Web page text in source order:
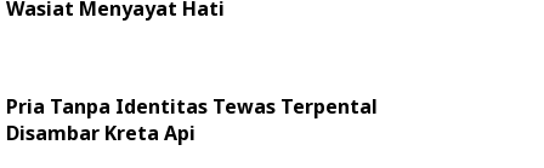
Wasiat Menyayat Hati
Pria Tanpa Identitas Tewas Terpental
Disambar Kreta Api